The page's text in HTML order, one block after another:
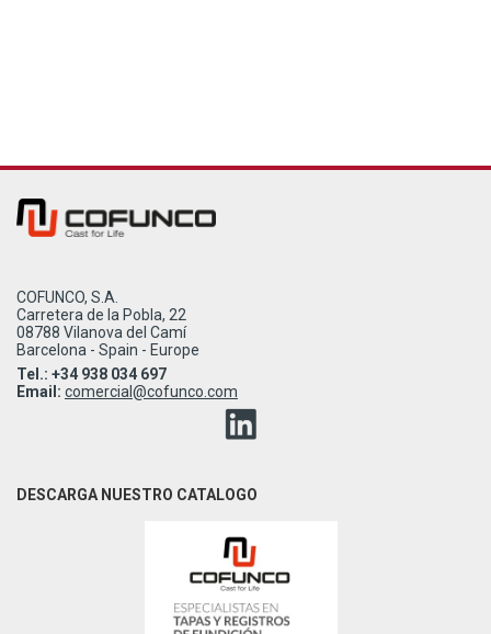
COFUNCO, S.A.
Carretera de la Pobla, 22
08788 Vilanova del Camí
Barcelona - Spain - Europe
Tel.: +34 938 034 697
Email: comercial@cofunco.com
DESCARGA NUESTRO CATALOGO